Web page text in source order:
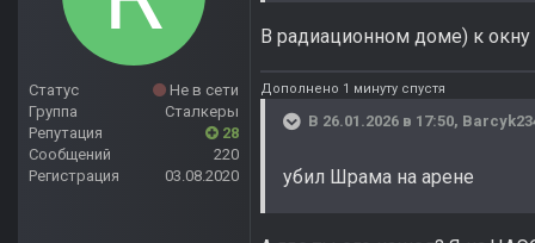
Статус
Не в сети
Группа
Сталкеры
Репутация
28
Сообщений
220
Регистрация
03.08.2020
В радиационном доме) к окну
Дополнено 1 минуту спустя
В 26.01.2026 в 17:50,
убил Шрама на арене